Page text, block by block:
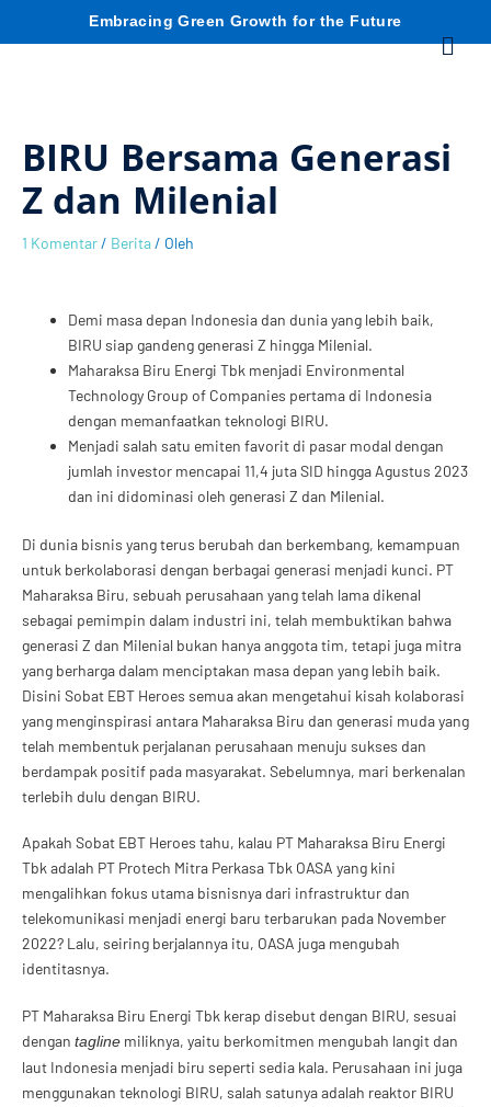
Embracing Green Growth for the Future
Menu
BIRU Bersama Generasi
Z dan Milenial
1 Komentar/ Berita/ Oleh
Demi masa depan Indonesia dan dunia yang lebih baik,
BIRU siap gandeng generasi Z hingga Milenial.
Maharaksa Biru Energi Tbk menjadi Environmental
Technology Group of Companies pertama di Indonesia
dengan memanfaatkan teknologi BIRU.
Menjadi salah satu emiten favorit di pasar modal dengan
jumlah investor mencapai 11,4 juta SID hingga Agustus 2023
dan ini didominasi oleh generasi Z dan Milenial.
Di dunia bisnis yang terus berubah dan berkembang, kemampuan
untuk berkolaborasi dengan berbagai generasi menjadi kunci. PT
Maharaksa Biru, sebuah perusahaan yang telah lama dikenal
sebagai pemimpin dalam industri ini, telah membuktikan bahwa
generasi Z dan Milenial bukan hanya anggota tim, tetapi juga mitra
yang berharga dalam menciptakan masa depan yang lebih baik.
Disini Sobat EBT Heroes semua akan mengetahui kisah kolaborasi
yang menginspirasi antara Maharaksa Biru dan generasi muda yang
telah membentuk perjalanan perusahaan menuju sukses dan
berdampak positif pada masyarakat. Sebelumnya, mari berkenalan
terlebih dulu dengan BIRU.
Apakah Sobat EBT Heroes tahu, kalau PT Maharaksa Biru Energi
Tbk adalah PT Protech Mitra Perkasa Tbk OASA yang kini
mengalihkan fokus utama bisnisnya dari infrastruktur dan
telekomunikasi menjadi energi baru terbarukan pada November
2022? Lalu, seiring berjalannya itu, OASA juga mengubah
identitasnya.
PT Maharaksa Biru Energi Tbk kerap disebut dengan BIRU, sesuai
dengan tagline miliknya, yaitu berkomitmen mengubah langit dan
laut Indonesia menjadi biru seperti sedia kala. Perusahaan ini juga
menggunakan teknologi BIRU, salah satunya adalah reaktor BIRU